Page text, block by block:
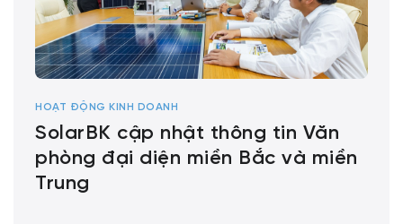
HOẠT ĐỘNG KINH DOANH
SolarBK cập nhật thông tin Văn
phòng đại diện miền Bắc và miền
Trung